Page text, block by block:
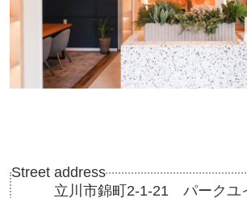
Street address
立川市錦町2-1-21 パークユ